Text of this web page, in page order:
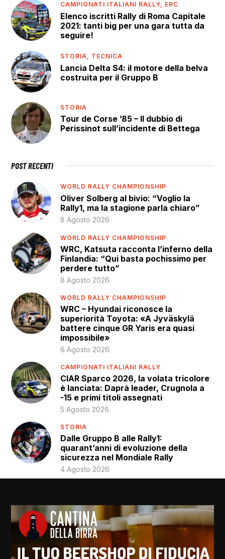
CAMPIONATI ITALIANI RALLY, ERC
Elenco iscritti Rally di Roma Capitale
2021: tanti big per una gara tutta da
seguire!
STORIA, TECNICA
Lancia Delta S4: il motore della belva
costruita per il Gruppo B
STORIA
Tour de Corse ’85 – Il dubbio di
Perissinot sull’incidente di Bettega
POST RECENTI
WORLD RALLY CHAMPIONSHIP
Oliver Solberg al bivio: “Voglio la
Rally1, ma la stagione parla chiaro”
8 Agosto 2026
WORLD RALLY CHAMPIONSHIP
WRC, Katsuta racconta l’inferno della
Finlandia: “Qui basta pochissimo per
perdere tutto”
8 Agosto 2026
WORLD RALLY CHAMPIONSHIP
WRC – Hyundai riconosce la
superiorità Toyota: «A Jyväskylä
battere cinque GR Yaris era quasi
impossibile»
6 Agosto 2026
CAMPIONATI ITALIANI RALLY
CIAR Sparco 2026, la volata tricolore
è lanciata: Daprà leader, Crugnola a
-15 e primi titoli assegnati
5 Agosto 2026
STORIA
Dalle Gruppo B alle Rally1:
quarant’anni di evoluzione della
sicurezza nel Mondiale Rally
4 Agosto 2026